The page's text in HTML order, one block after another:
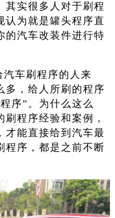
其实很多人对于刷程
认为就是罐头程序直
的汽车改装件进行特
车刷程序的人来
多，给人所刷的程序
序”。为什么这么
程序经验和案例，
才能直接给到汽车最
程序，都是之前不断